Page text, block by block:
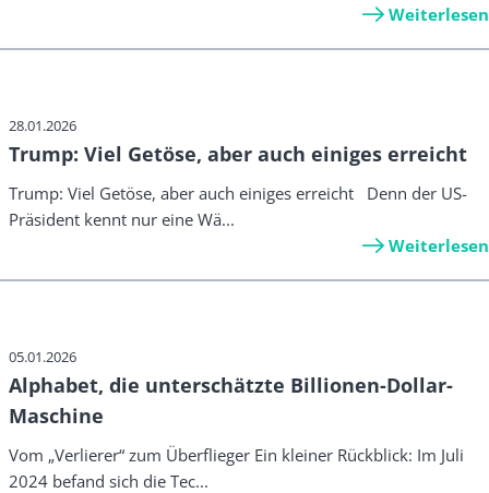
Weiterlesen
28.01.2026
Trump: Viel Getöse, aber auch einiges erreicht
Trump: Viel Getöse, aber auch einiges erreicht Denn der US-
Präsident kennt nur eine Wä...
Weiterlesen
05.01.2026
Alphabet, die unterschätzte Billionen-Dollar-
Maschine
Vom „Verlierer“ zum Überflieger Ein kleiner Rückblick: Im Juli
2024 befand sich die Tec...